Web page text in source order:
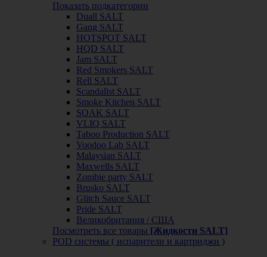
Показать подкатегории
Duall SALT
Gang SALT
HOTSPOT SALT
HQD SALT
Jam SALT
Red Smokers SALT
Rell SALT
Scandalist SALT
Smoke Kitchen SALT
SOAK SALT
VLIQ SALT
Taboo Production SALT
Voodoo Lab SALT
Malaysian SALT
Maxwells SALT
Zombie party SALT
Brusko SALT
Glitch Sauce SALT
Pride SALT
Великобритания / США
Посмотреть все товары [Жидкости SALT]
POD системы ( испарители и картриджи )